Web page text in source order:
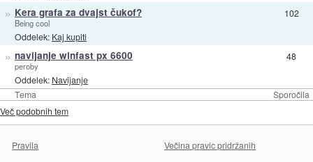
Tema Sporočila
» Kera grafa za dvajst čukof?
Being cool
Oddelek: Kaj kupiti
102
» navijanje winfast px 6600
peroby
Oddelek: Navijanje
48
Več podobnih tem
Pravila
Večina pravic pridržanih